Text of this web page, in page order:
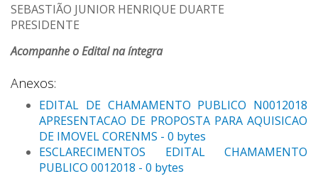
SEBASTIÃO JUNIOR HENRIQUE DUARTE
PRESIDENTE
Acompanhe o Edital na íntegra
Anexos:
EDITAL DE CHAMAMENTO PUBLICO N0012018
APRESENTACAO DE PROPOSTA PARA AQUISICAO
DE IMOVEL CORENMS - 0 bytes
ESCLARECIMENTOS EDITAL CHAMAMENTO
PUBLICO 0012018 - 0 bytes